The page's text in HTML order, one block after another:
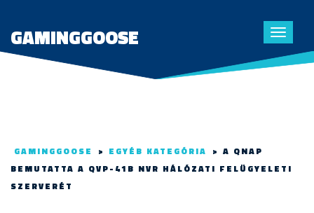
Toggle
GAMINGGOOSE
GAMINGGOOSE > EGYÉB KATEGÓRIA > A QNAP
BEMUTATTA A QVP-41B NVR HÁLÓZATI FELÜGYELETI
SZERVERÉT